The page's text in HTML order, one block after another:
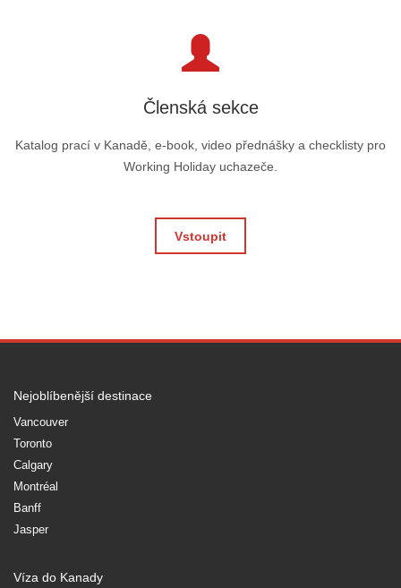
Členská sekce
Katalog prací v Kanadě, e-book, video přednášky a checklisty pro
Working Holiday uchazeče.
Vstoupit
Nejoblíbenější destinace
Vancouver
Toronto
Calgary
Montréal
Banff
Jasper
Víza do Kanady